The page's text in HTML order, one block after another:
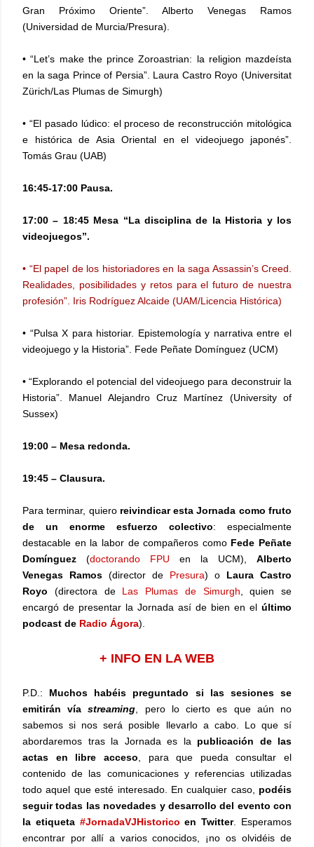
Gran Próximo Oriente”. Alberto Venegas Ramos
(Universidad de Murcia/Presura).
• “Let’s make the prince Zoroastrian: la religion mazdeísta
en la saga Prince of Persia”. Laura Castro Royo (Universitat
Zürich/Las Plumas de Simurgh)
• “El pasado lúdico: el proceso de reconstrucción mitológica
e histórica de Asia Oriental en el videojuego japonés”.
Tomás Grau (UAB)
16:45-17:00 Pausa.
17:00 – 18:45 Mesa “La disciplina de la Historia y los
videojuegos”.
• “El papel de los historiadores en la saga Assassin’s Creed.
Realidades, posibilidades y retos para el futuro de nuestra
profesión”. Iris Rodríguez Alcaide (UAM/Licencia Histórica)
• “Pulsa X para historiar. Epistemología y narrativa entre el
videojuego y la Historia”. Fede Peñate Domínguez (UCM)
• “Explorando el potencial del videojuego para deconstruir la
Historia”. Manuel Alejandro Cruz Martínez (University of
Sussex)
19:00 – Mesa redonda.
19:45 – Clausura.
Para terminar, quiero reivindicar esta Jornada como fruto
de un enorme esfuerzo colectivo: especialmente
destacable en la labor de compañeros como Fede Peñate
Domínguez (doctorando FPU en la UCM), Alberto
Venegas Ramos (director de Presura) o Laura Castro
Royo (directora de Las Plumas de Simurgh , quien se
encargó de presentar la Jornada así de bien en el último
podcast de Radio Ágora).
+ INFO EN LA WEB
P.D.: Muchos habéis preguntado si las sesiones se
emitirán víastreaming , pero lo cierto es que aún no
sabemos si nos será posible llevarlo a cabo. Lo que sí
abordaremos tras la Jornada es la publicación de las
actas en libre acceso , para que pueda consultar el
contenido de las comunicaciones y referencias utilizadas
todo aquel que esté interesado. En cualquier caso, podéis
seguir todas las novedades y desarrollo del evento con
la etiqueta #JornadaVJHistorico en Twitter. Esperamos
encontrar por allí a varios conocidos, ¡no os olvidéis de